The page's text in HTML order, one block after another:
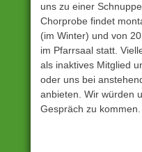
uns zu einer
Chorprobe findet
(im Winter) und von
im Pfarrsaal statt.
als inaktives Mitglied
oder uns bei
anbieten. Wir würden
Gespräch zu kommen.